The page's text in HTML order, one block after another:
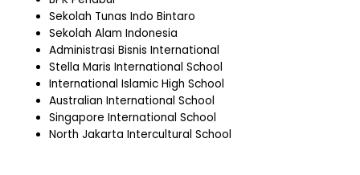
Sekolah Tunas Indo Bintaro
Sekolah Alam Indonesia
Administrasi Bisnis International
Stella Maris International School
International Islamic High School
Australian International School
Singapore International School
North Jakarta Intercultural School